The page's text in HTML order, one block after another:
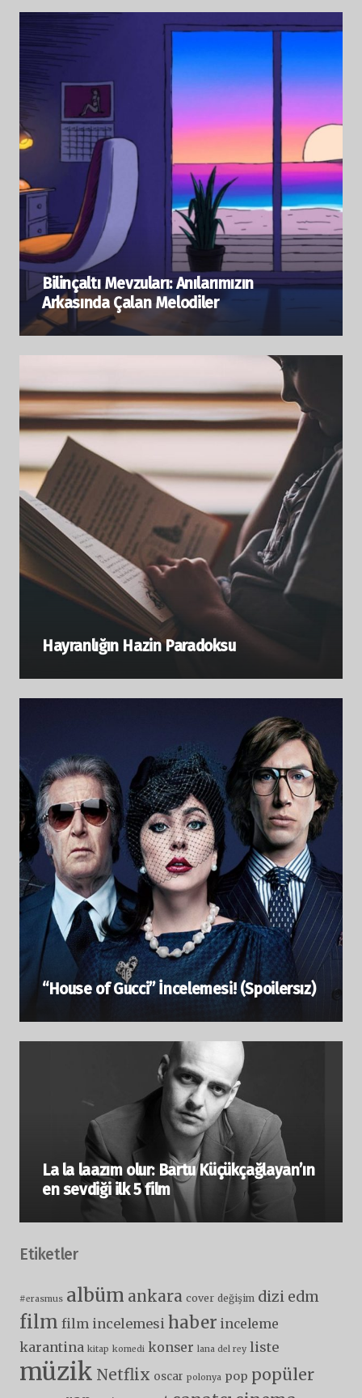
Bilinçaltı Mevzuları: Anılarımızın
Arkasında Çalan Melodiler
Hayranlığın Hazin Paradoksu
“House of Gucci” İncelemesi! (Spoilersız)
La la laazım olur: Bartu Küçükçağlayan’ın
en sevdiği ilk 5 film
Etiketler
#erasmus albüm ankara cover değişim dizi edm
film film incelemesi haber inceleme
karantina kitap komedi konser lana del rey liste
müzik Netflix oscar polonya pop popüler